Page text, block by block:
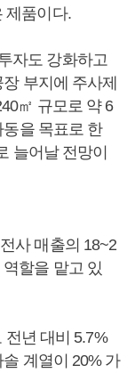
제품이다.
자도 강화하고
부지에 주사제
㎡ 규모로 약 6
을 목표로 한
늘어날 전망이
사 매출의 18~2
할을 맡고 있
전년 대비 5.7%
계열이 20% 가